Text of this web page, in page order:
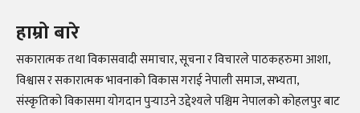
हाम्रो बारे
सकारात्मक तथा विकासवादी समाचार, सूचना र विचारले पाठकहरुमा आशा,
विश्वास र सकारात्मक भावनाको विकास गराई नेपाली समाज, सभ्यता,
संस्कृतिको विकासमा योगदान पुर्‍याउने उद्देश्यले पश्चिम नेपालको कोहलपुर बाट